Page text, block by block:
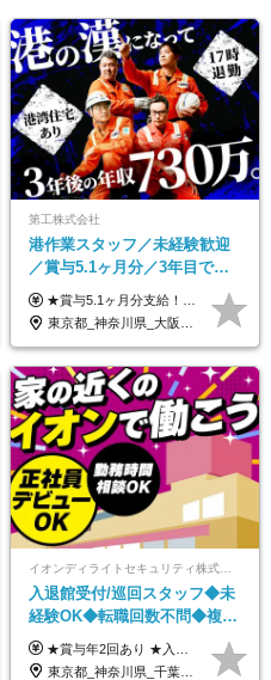
第工株式会社
港作業スタッフ／未経験歓迎
／賞与5.1ヶ月分／3年目で年
収730万円も可／食事手当あり
／年休120日以上
★賞与5.1ヶ月分支給！ ★入社3年目・30代で年収730万円の先輩も活躍中！ ★入社1年目・20代で月収29万円の実績あり 月給：22.5万円～30.5万円＋各種手当＋賞与年2回＋残業代全額支給 ※経験・能力などを考慮のうえ決定します ※上記月給には食事手当(5000円／月）を含みます ※残業代は分単位で100％支給いたします ※試用期間3ヶ月。その間の給与・待遇に差異はありません 【月収例】 ◆33.5万円／31歳 入社7か月 ◆38.5万円／32歳 入社1年目 ◆48.4万円／44歳 入社12年目 ※経験・能力などを考慮のうえ決定 ※月収・給与例には休日手当も含みます 【手当詳細】 ◆交通費規定支給（上限3万5000円／月） ◆時間外手当全額支給 ◆休日出勤手当 ◆港湾住宅あり（1R・2万円台～） ◆資格取得支援制度：全額負担 ◆地域手当：関東地区1万円／月
東京都_神奈川県_大阪府_愛知県_兵庫県
入退館受付/巡回スタッフ◆未
経験OK◆転職回数不問◆複数
勤務地で募集中◆ブランクあ
りOK◆室内業務がメイン
★賞与年2回あり ★入社祝い金3万円支給 ★出産祝い金や育児支援金などの手当も充実！ ≪給与モデル≫ 【東京】基本給27万2780円/月給＋時間外手当（25h） 【愛知】基本給25万4990円/月給＋時間外手当（25h） 【大阪】基本給25万4990円/月給＋時間外手当（25h） 【福岡】基本給23万7200円/月給＋時間外手当（25h） -------------- ▽各地の給与は下記をご確認ください！ ■北海道 月給20万円～ ■東北 月給20万円～ ■北関東 埼玉／月給22万5000円～ 茨城・群馬・新潟／月給20万円～ ■南関東 東京・神奈川／月給23万円～ 千葉／月給22万5000円～ 山梨／月給20万円～ ■中部 愛知／月給21万5000円～ 長野・岐阜・三重／月給20万円～ ■関西 大阪／月給21万5000円～ 京都・兵庫／月給21万円～ 滋賀・奈良／月給20万円～ ■中四国 岡山・山口・四国・広島／月給20万円～ ■九州 福岡・鹿児島・長崎／月給20万円～
東京都_神奈川県_千葉県_北海道_福島県_長野県_岐阜県_三重県_京都府_福岡県